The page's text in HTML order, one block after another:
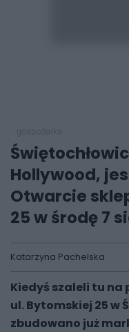
Hollywood,
Otwarcie
25 w środę 7
Katarzyna Pachelska
Kiedyś szaleli tu na
ul. Bytomskiej 25 w
zbudowano już